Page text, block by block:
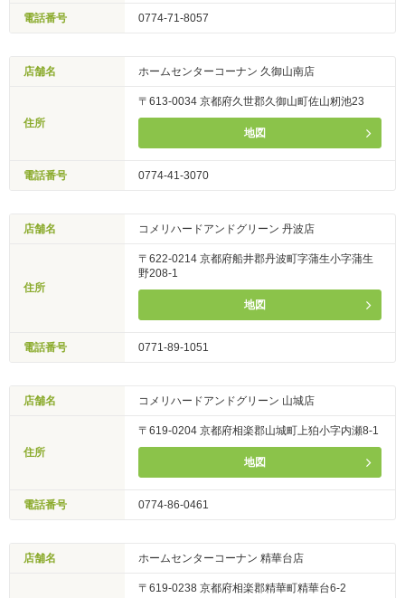
電話番号 0774-71-8057
店舗名 ホームセンターコーナン 久御山南店
住所
〒613-0034 京都府久世郡久御山町佐山籾池23
地図
電話番号 0774-41-3070
店舗名 コメリハードアンドグリーン 丹波店
住所
〒622-0214 京都府船井郡丹波町字蒲生小字蒲生
野208-1
地図
電話番号 0771-89-1051
店舗名 コメリハードアンドグリーン 山城店
住所
〒619-0204 京都府相楽郡山城町上狛小字内瀬8-1
地図
電話番号 0774-86-0461
店舗名 ホームセンターコーナン 精華台店
〒619-0238 京都府相楽郡精華町精華台6-2